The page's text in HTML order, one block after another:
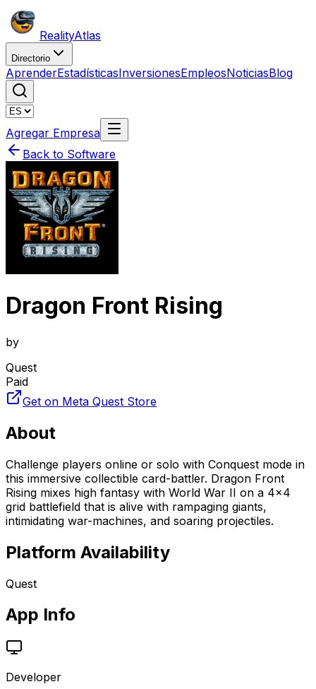
RealityAtlas
Directorio
AprenderEstadísticasInversionesEmpleosNoticiasBlog
Agregar Empresa
Back to Software
Dragon Front Rising
by
Quest
Paid
Get on Meta Quest Store
About
Challenge players online or solo with Conquest mode in
this immersive collectible card-battler. Dragon Front
Rising mixes high fantasy with World War II on a 4x4
grid battlefield that is alive with rampaging giants,
intimidating war-machines, and soaring projectiles.
Platform Availability
Quest
App Info
Developer